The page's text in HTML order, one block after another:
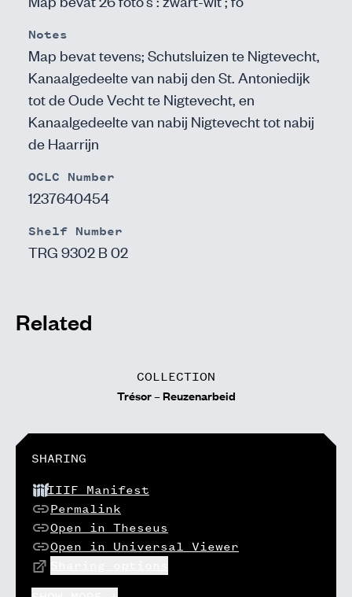
Notes
Map bevat tevens; Schutsluizen te Nigtevecht,
Kanaalgedeelte van nabij den St. Antoniedijk
tot de Oude Vecht te Nigtevecht, en
Kanaalgedeelte van nabij Nigtevecht tot nabij
de Haarrijn
OCLC Number
1237640454
Shelf Number
TRG 9302 B 02
Related
COLLECTION
Trésor – Reuzenarbeid
SHARING
IIIF Manifest
Permalink
Open in Theseus
Open in Universal Viewer